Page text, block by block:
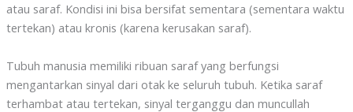
atau saraf. Kondisi ini bisa bersifat sementara (sementara waktu
tertekan) atau kronis (karena kerusakan saraf).
Tubuh manusia memiliki ribuan saraf yang berfungsi
mengantarkan sinyal dari otak ke seluruh tubuh. Ketika saraf
terhambat atau tertekan, sinyal terganggu dan muncullah